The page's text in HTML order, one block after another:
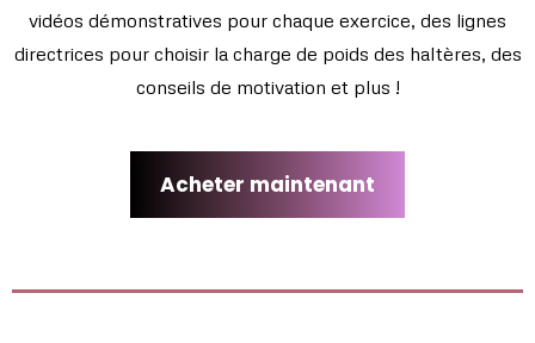
vidéos démonstratives pour chaque exercice, des lignes
directrices pour choisir la charge de poids des haltères, des
conseils de motivation et plus !
Acheter maintenant